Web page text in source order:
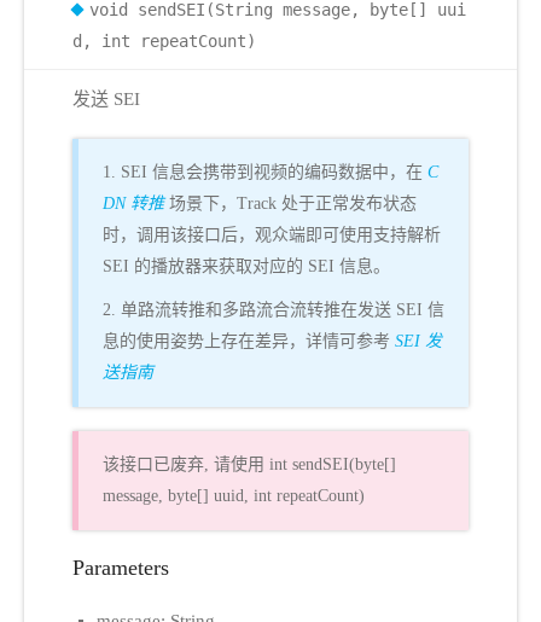
void sendSEI(String message, byte[] uui
d, int repeatCount)
发送 SEI
1. SEI 信息会携带到视频的编码数据中，在 C
DN 转推场景下，Track 处于正常发布状态
时，调用该接口后，观众端即可使用支持解析
SEI 的播放器来获取对应的 SEI 信息。
2. 单路流转推和多路流合流转推在发送 SEI 信
息的使用姿势上存在差异，详情可参考 SEI 发
送指南
该接口已废弃, 请使用 int sendSEI(byte[]
message, byte[] uuid, int repeatCount)
Parameters